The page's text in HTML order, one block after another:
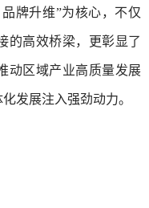
牌升维”为核心，不仅
的高效桥梁，更彰显了
动区域产业高质量发展
发展注入强劲动力。